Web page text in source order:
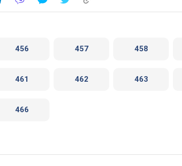
456 457 458
461 462 463
466